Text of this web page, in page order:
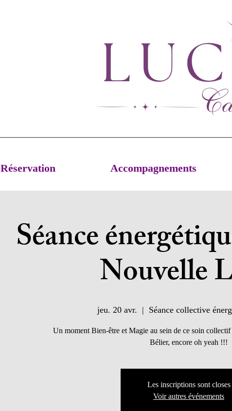
Réservation Accompagnements
Séance
Nouvelle
jeu. 20 avr.
  |
Séance collective
Un moment Bien-être et Magie au sein de ce soin
Bélier, encore oh yeah !!!
Les inscriptions sont closes
Voir autres événements